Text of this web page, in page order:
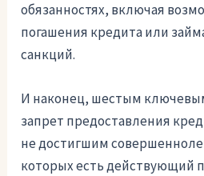
обязанностях, включая
погашения кредита или
санкций.
И наконец, шестым
запрет предоставления
не достигшим
которых есть действующий